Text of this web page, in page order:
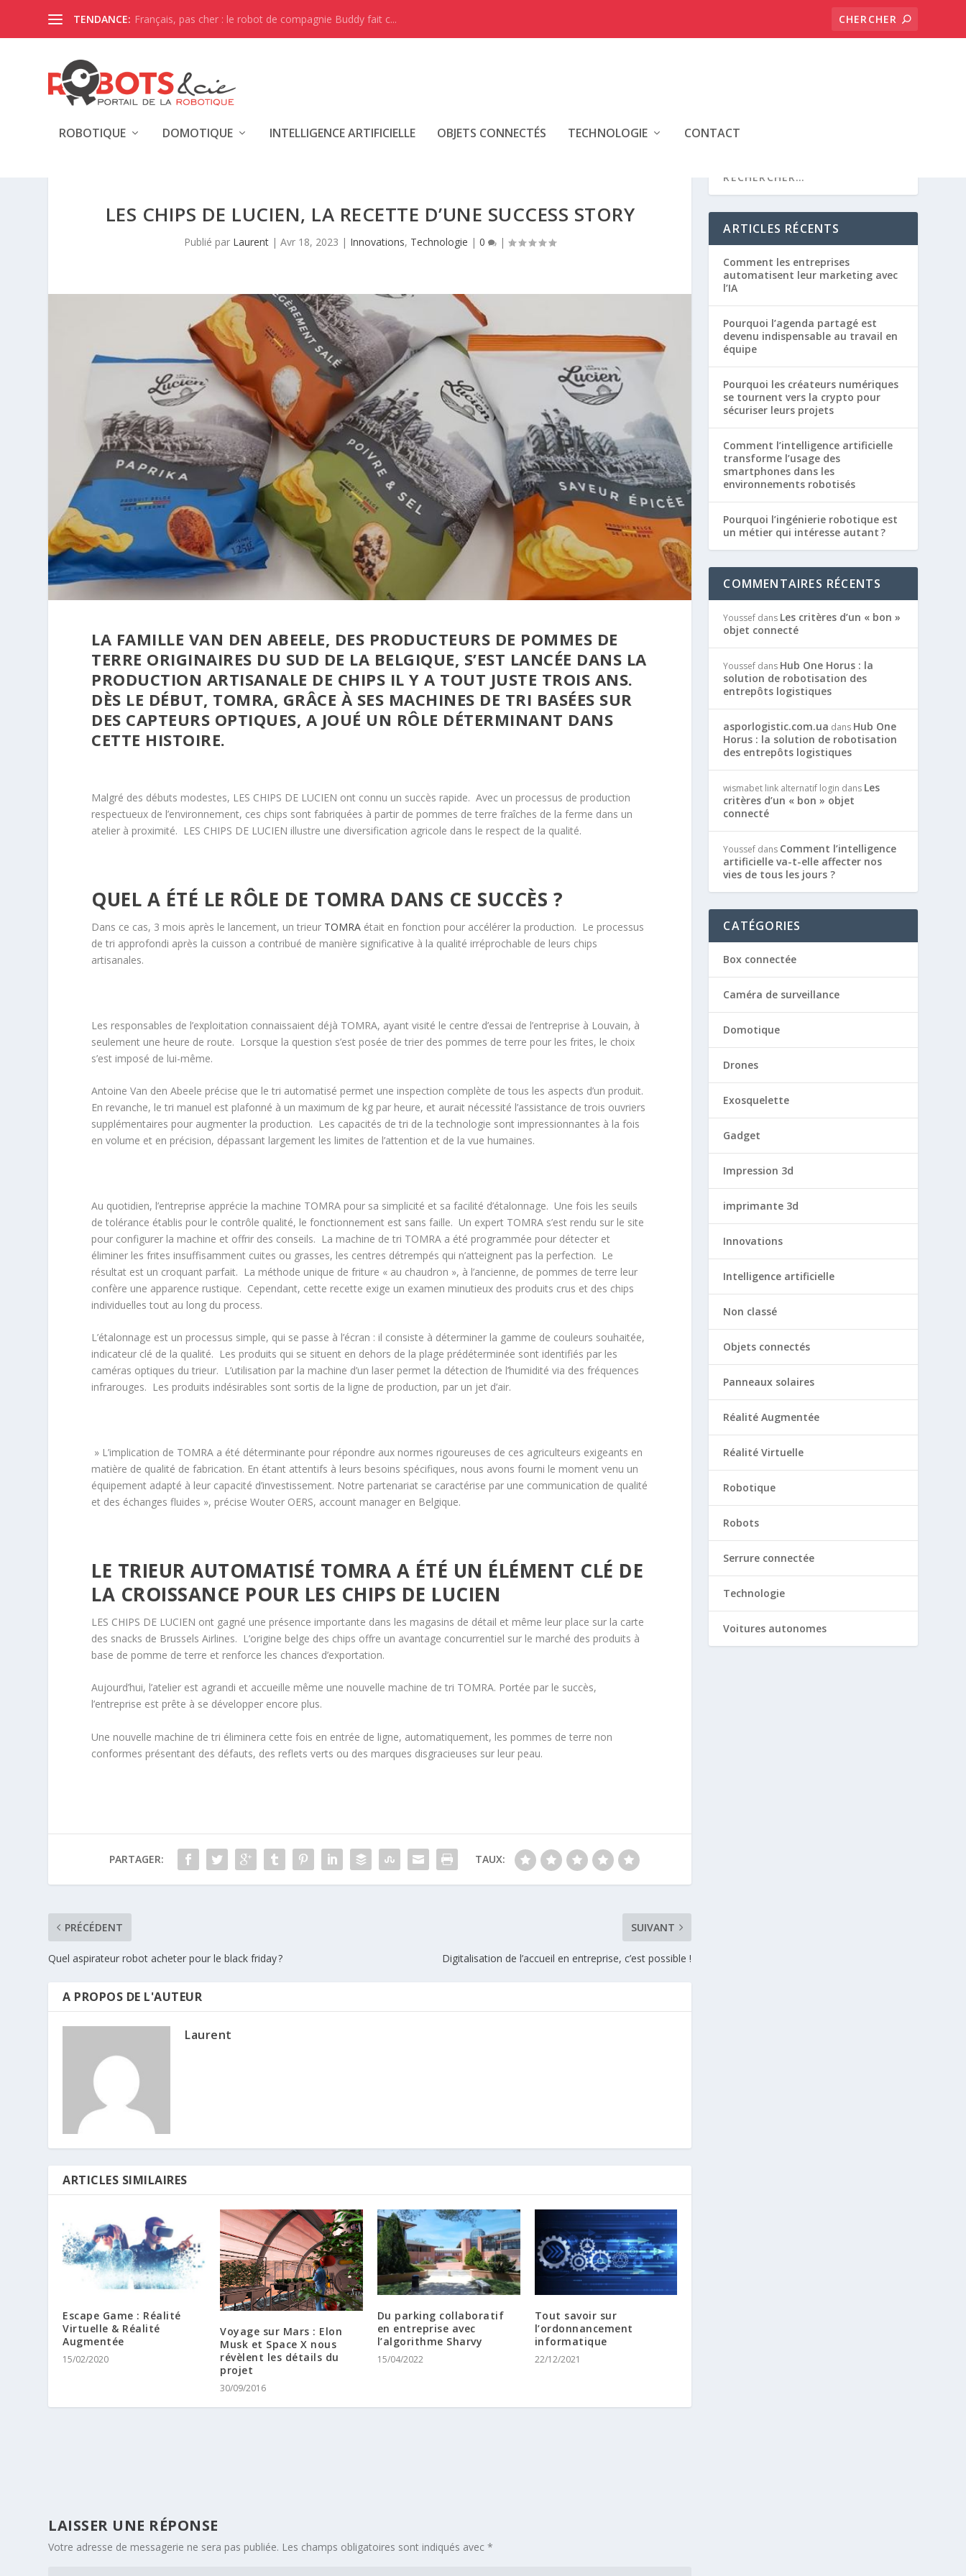
TENDANCE: Français, pas cher : le robot de compagnie Buddy fait c...
ROBOTIQUE DOMOTIQUE INTELLIGENCE ARTIFICIELLE OBJETS CONNECTÉS TECHNOLOGIE CONTACT
LES CHIPS DE LUCIEN, LA RECETTE D’UNE SUCCESS STORY
Publié par Laurent |Avr 18, 2023 | Innovations, Technologie |0 |
LA FAMILLE VAN DEN ABEELE, DES PRODUCTEURS DE POMMES DE
TERRE ORIGINAIRES DU SUD DE LA BELGIQUE, S’EST LANCÉE DANS LA
PRODUCTION ARTISANALE DE CHIPS IL Y A TOUT JUSTE TROIS ANS.
DÈS LE DÉBUT, TOMRA, GRÂCE À SES MACHINES DE TRI BASÉES SUR
DES CAPTEURS OPTIQUES, A JOUÉ UN RÔLE DÉTERMINANT DANS
CETTE HISTOIRE.
Malgré des débuts modestes, LES CHIPS DE LUCIEN ont connu un succès rapide. Avec un processus de production
respectueux de l’environnement, ces chips sont fabriquées à partir de pommes de terre fraîches de la ferme dans un
atelier à proximité. LES CHIPS DE LUCIEN illustre une diversification agricole dans le respect de la qualité.
QUEL A ÉTÉ LE RÔLE DE TOMRA DANS CE SUCCÈS ?
Dans ce cas, 3 mois après le lancement, un trieur TOMRA était en fonction pour accélérer la production. Le processus
de tri approfondi après la cuisson a contribué de manière significative à la qualité irréprochable de leurs chips
artisanales.
Les responsables de l’exploitation connaissaient déjà TOMRA, ayant visité le centre d’essai de l’entreprise à Louvain, à
seulement une heure de route. Lorsque la question s’est posée de trier des pommes de terre pour les frites, le choix
s’est imposé de lui-même.
Antoine Van den Abeele précise que le tri automatisé permet une inspection complète de tous les aspects d’un produit.
En revanche, le tri manuel est plafonné à un maximum de kg par heure, et aurait nécessité l’assistance de trois ouvriers
supplémentaires pour augmenter la production. Les capacités de tri de la technologie sont impressionnantes à la fois
en volume et en précision, dépassant largement les limites de l’attention et de la vue humaines.
Au quotidien, l’entreprise apprécie la machine TOMRA pour sa simplicité et sa facilité d’étalonnage. Une fois les seuils
de tolérance établis pour le contrôle qualité, le fonctionnement est sans faille. Un expert TOMRA s’est rendu sur le site
pour configurer la machine et offrir des conseils. La machine de tri TOMRA a été programmée pour détecter et
éliminer les frites insuffisamment cuites ou grasses, les centres détrempés qui n’atteignent pas la perfection. Le
résultat est un croquant parfait. La méthode unique de friture « au chaudron », à l’ancienne, de pommes de terre leur
confère une apparence rustique. Cependant, cette recette exige un examen minutieux des produits crus et des chips
individuelles tout au long du process.
L’étalonnage est un processus simple, qui se passe à l’écran : il consiste à déterminer la gamme de couleurs souhaitée,
indicateur clé de la qualité. Les produits qui se situent en dehors de la plage prédéterminée sont identifiés par les
caméras optiques du trieur. L’utilisation par la machine d’un laser permet la détection de l’humidité via des fréquences
infrarouges. Les produits indésirables sont sortis de la ligne de production, par un jet d’air.
» L’implication de TOMRA a été déterminante pour répondre aux normes rigoureuses de ces agriculteurs exigeants en
matière de qualité de fabrication. En étant attentifs à leurs besoins spécifiques, nous avons fourni le moment venu un
équipement adapté à leur capacité d’investissement. Notre partenariat se caractérise par une communication de qualité
et des échanges fluides », précise Wouter OERS, account manager en Belgique.
LE TRIEUR AUTOMATISÉ TOMRA A ÉTÉ UN ÉLÉMENT CLÉ DE
LA CROISSANCE POUR LES CHIPS DE LUCIEN
LES CHIPS DE LUCIEN ont gagné une présence importante dans les magasins de détail et même leur place sur la carte
des snacks de Brussels Airlines. L’origine belge des chips offre un avantage concurrentiel sur le marché des produits à
base de pomme de terre et renforce les chances d’exportation.
Aujourd’hui, l’atelier est agrandi et accueille même une nouvelle machine de tri TOMRA. Portée par le succès,
l’entreprise est prête à se développer encore plus.
Une nouvelle machine de tri éliminera cette fois en entrée de ligne, automatiquement, les pommes de terre non
conformes présentant des défauts, des reflets verts ou des marques disgracieuses sur leur peau.
PARTAGER: TAUX:
PRÉCÉDENT
Quel aspirateur robot acheter pour le black friday ?
SUIVANT
Digitalisation de l’accueil en entreprise, c’est possible !
A PROPOS DE L'AUTEUR
Laurent
ARTICLES SIMILAIRES
Escape Game : Réalité
Virtuelle & Réalité
Augmentée
15/02/2020
Voyage sur Mars : Elon
Musk et Space X nous
révèlent les détails du
projet
30/09/2016
Du parking collaboratif
en entreprise avec
l’algorithme Sharvy
15/04/2022
Tout savoir sur
l’ordonnancement
informatique
22/12/2021
LAISSER UNE RÉPONSE
Votre adresse de messagerie ne sera pas publiée. Les champs obligatoires sont indiqués avec*
ARTICLES RÉCENTS
Comment les entreprises
automatisent leur marketing avec
l’IA
Pourquoi l’agenda partagé est
devenu indispensable au travail en
équipe
Pourquoi les créateurs numériques
se tournent vers la crypto pour
sécuriser leurs projets
Comment l’intelligence artificielle
transforme l’usage des
smartphones dans les
environnements robotisés
Pourquoi l’ingénierie robotique est
un métier qui intéresse autant ?
COMMENTAIRES RÉCENTS
Youssef dans Les critères d’un « bon »
objet connecté
Youssef dans Hub One Horus : la
solution de robotisation des
entrepôts logistiques
asporlogistic.com.ua dans Hub One
Horus : la solution de robotisation
des entrepôts logistiques
wismabet link alternatif login dans Les
critères d’un « bon » objet
connecté
Youssef dans Comment l’intelligence
artificielle va-t-elle affecter nos
vies de tous les jours ?
CATÉGORIES
Box connectée
Caméra de surveillance
Domotique
Drones
Exosquelette
Gadget
Impression 3d
imprimante 3d
Innovations
Intelligence artificielle
Non classé
Objets connectés
Panneaux solaires
Réalité Augmentée
Réalité Virtuelle
Robotique
Robots
Serrure connectée
Technologie
Voitures autonomes